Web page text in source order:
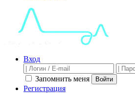
Вход
Запомнить меня Войти
Регистрация